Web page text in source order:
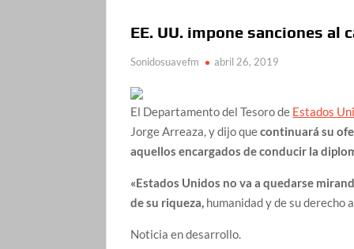
EE. UU. impone sanciones al
Sonidosuavefm abril 26, 2019
El Departamento del Tesoro de Estados
Jorge Arreaza, y dijo quecontinuará su
aquellos encargados de conducir la
«Estados Unidos no va a quedarse
de su riqueza, humanidad y de su derecho
Noticia en desarrollo.